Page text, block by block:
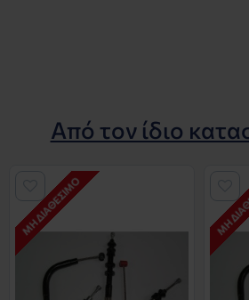
Από τον ίδιο
ΜΗ ΔΙΑΘΈΣΙΜΟ ΜΗ